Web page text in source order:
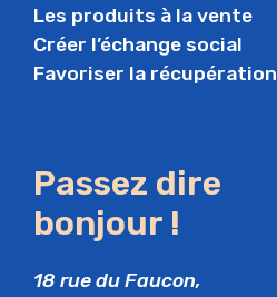
Les produits à la vente
Créer l’échange social
Favoriser la récupération
Passez dire
bonjour !
18 rue du Faucon,